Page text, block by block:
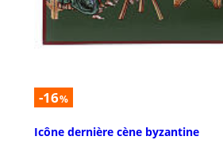
-16%
Icône dernière cène byzantine